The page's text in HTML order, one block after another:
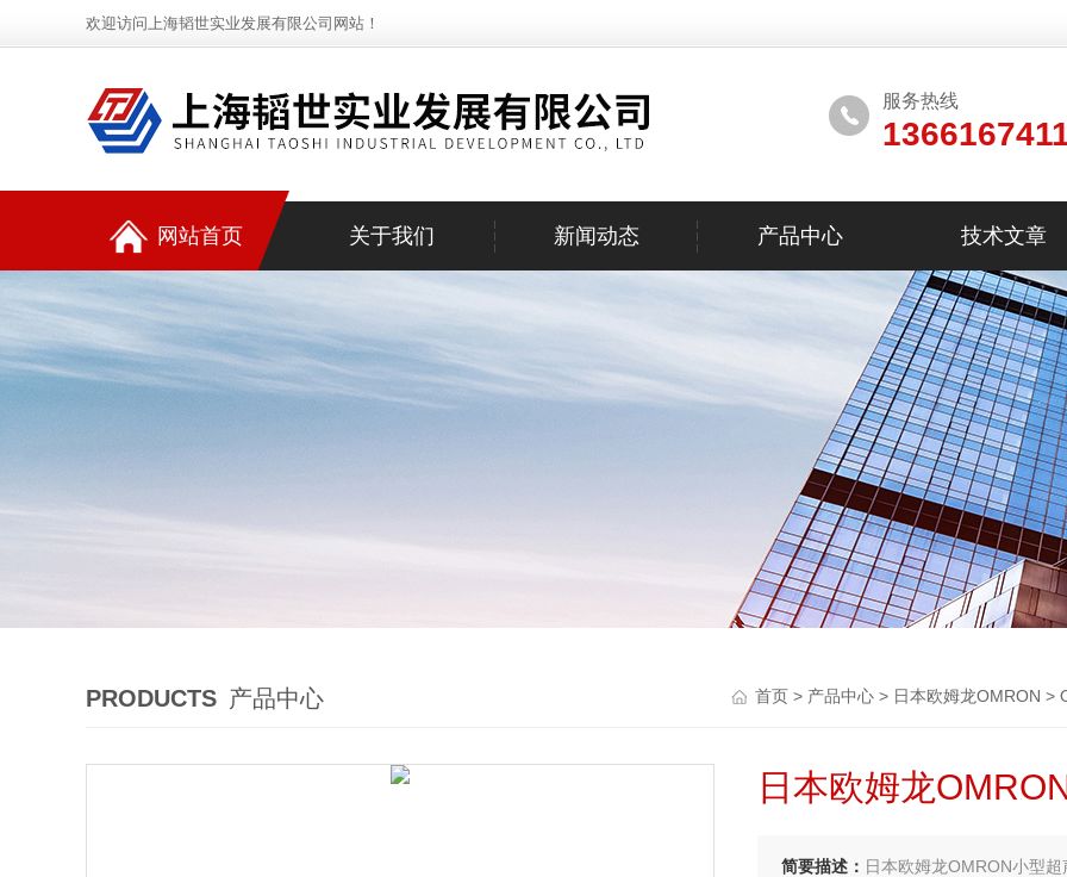
欢迎访问上海韬世实业发展有限公司网站！
服务热线
网站首页 关于我们 新闻动态 产品中心 技术文章
PRODUCTS 产品中心 首页 > 产品中心 > 日本欧姆龙OMRON >
日本欧姆龙
简要描述： 日本欧姆龙OMRON小型